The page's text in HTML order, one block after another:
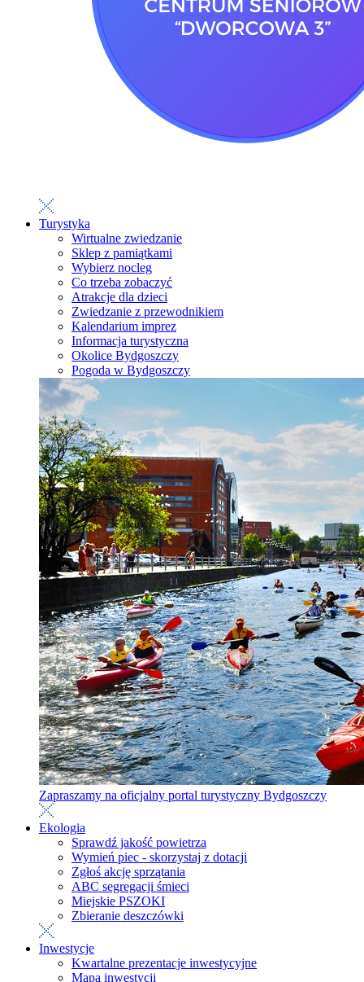
Turystyka
Wirtualne zwiedzanie
Sklep z pamiątkami
Wybierz nocleg
Co trzeba zobaczyć
Atrakcje dla dzieci
Zwiedzanie z przewodnikiem
Kalendarium imprez
Informacja turystyczna
Okolice Bydgoszczy
Pogoda w Bydgoszczy
Zapraszamy na oficjalny portal turystyczny Bydgoszczy
Ekologia
Sprawdź jakość powietrza
Wymień piec - skorzystaj z dotacji
Zgłoś akcję sprzątania
ABC segregacji śmieci
Miejskie PSZOKI
Zbieranie deszczówki
Inwestycje
Kwartalne prezentacje inwestycyjne
Mapa inwestycji